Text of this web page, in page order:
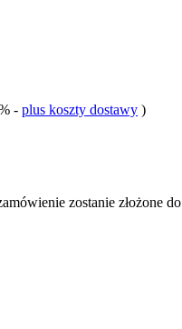
- plus koszty dostawy )
zostanie złożone do